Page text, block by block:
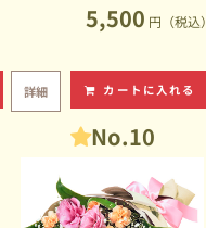
5,500 円（税込）
詳細 カートに入れる
No.10